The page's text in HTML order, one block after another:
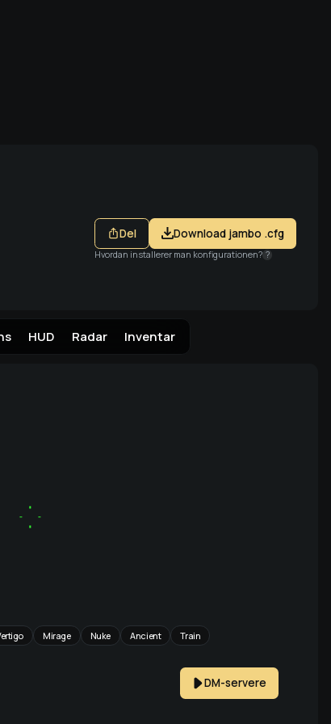
Del Download jambo .cfg
Hvordan installerer man konfigurationen? ?
HUD Radar Inventar
Mirage Nuke Ancient Train
DM-servere